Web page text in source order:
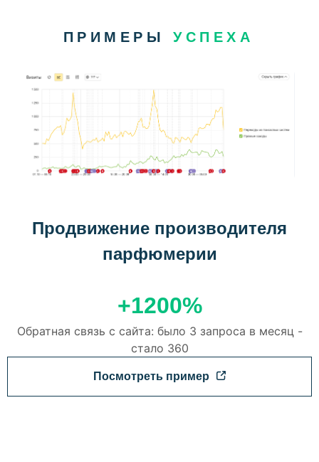
ПРИМЕРЫУСПЕХА
Продвижение производителя
парфюмерии
+1200%
Обратная связь с сайта: было 3 запроса в месяц -
стало 360
Посмотреть пример